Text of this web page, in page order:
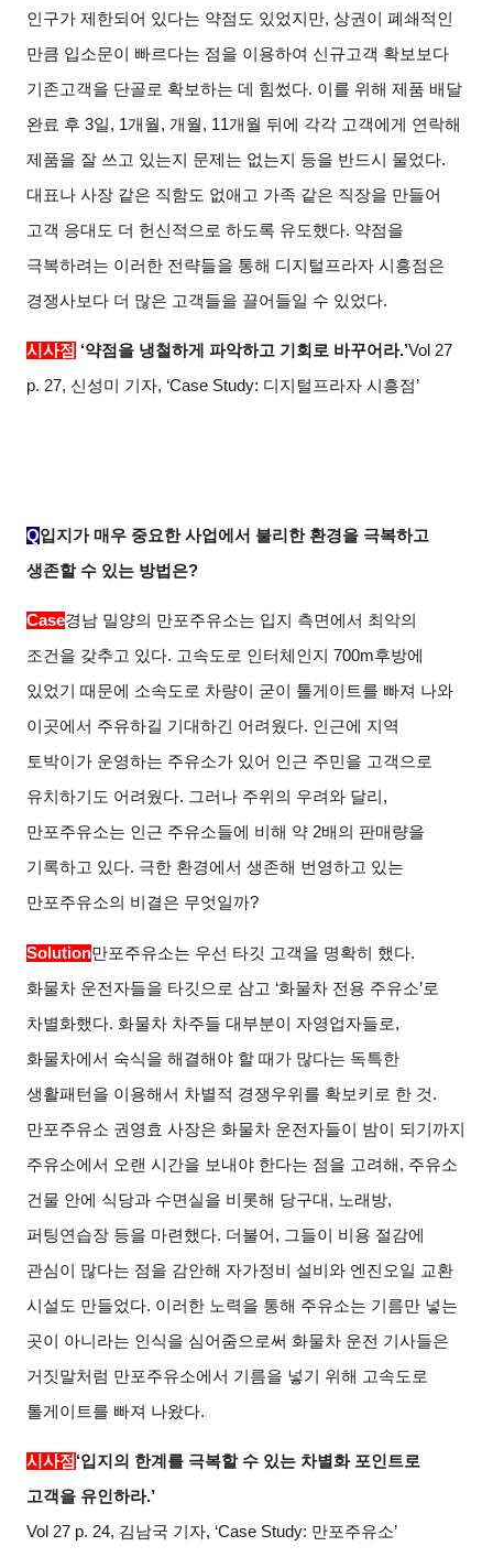
인구가 제한되어 있다는 약점도 있었지만, 상권이 폐쇄적인
만큼 입소문이 빠르다는 점을 이용하여 신규고객 확보보다
기존고객을 단골로 확보하는 데 힘썼다. 이를 위해 제품 배달
완료 후 3일, 1개월, 개월, 11개월 뒤에 각각 고객에게 연락해
제품을 잘 쓰고 있는지 문제는 없는지 등을 반드시 물었다.
대표나 사장 같은 직함도 없애고 가족 같은 직장을 만들어
고객 응대도 더 헌신적으로 하도록 유도했다. 약점을
극복하려는 이러한 전략들을 통해 디지털프라자 시흥점은
경쟁사보다 더 많은 고객들을 끌어들일 수 있었다.
시사점 ‘약점을 냉철하게 파악하고 기회로 바꾸어라.’Vol 27
p. 27, 신성미 기자, ‘Case Study: 디지털프라자 시흥점’
Q입지가 매우 중요한 사업에서 불리한 환경을 극복하고
생존할 수 있는 방법은?
Case경남 밀양의 만포주유소는 입지 측면에서 최악의
조건을 갖추고 있다. 고속도로 인터체인지 700m후방에
있었기 때문에 소속도로 차량이 굳이 톨게이트를 빠져 나와
이곳에서 주유하길 기대하긴 어려웠다. 인근에 지역
토박이가 운영하는 주유소가 있어 인근 주민을 고객으로
유치하기도 어려웠다. 그러나 주위의 우려와 달리,
만포주유소는 인근 주유소들에 비해 약 2배의 판매량을
기록하고 있다. 극한 환경에서 생존해 번영하고 있는
만포주유소의 비결은 무엇일까?
Solution만포주유소는 우선 타깃 고객을 명확히 했다.
화물차 운전자들을 타깃으로 삼고 ‘화물차 전용 주유소’로
차별화했다. 화물차 차주들 대부분이 자영업자들로,
화물차에서 숙식을 해결해야 할 때가 많다는 독특한
생활패턴을 이용해서 차별적 경쟁우위를 확보키로 한 것.
만포주유소 권영효 사장은 화물차 운전자들이 밤이 되기까지
주유소에서 오랜 시간을 보내야 한다는 점을 고려해, 주유소
건물 안에 식당과 수면실을 비롯해 당구대, 노래방,
퍼팅연습장 등을 마련했다. 더불어, 그들이 비용 절감에
관심이 많다는 점을 감안해 자가정비 설비와 엔진오일 교환
시설도 만들었다. 이러한 노력을 통해 주유소는 기름만 넣는
곳이 아니라는 인식을 심어줌으로써 화물차 운전 기사들은
거짓말처럼 만포주유소에서 기름을 넣기 위해 고속도로
톨게이트를 빠져 나왔다.
시사점‘입지의 한계를 극복할 수 있는 차별화 포인트로
고객을 유인하라.’
Vol 27 p. 24, 김남국 기자, ‘Case Study: 만포주유소’